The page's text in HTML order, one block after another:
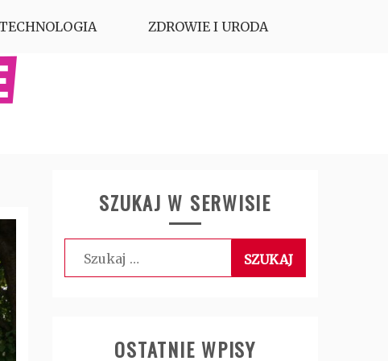
TECHNOLOGIA ZDROWIE I URODA
SZUKAJ W SERWISIE
Szukaj:
OSTATNIE WPISY